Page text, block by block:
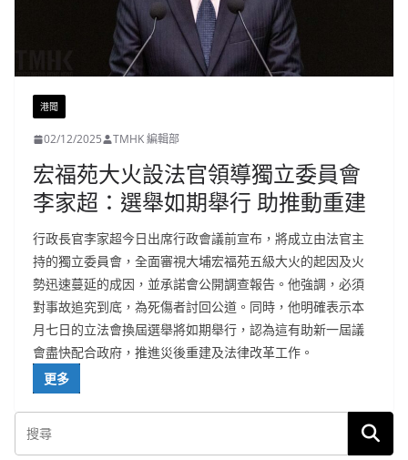
港聞
02/12/2025 TMHK 編輯部
宏福苑大火設法官領導獨立委員會
李家超：選舉如期舉行 助推動重建
行政長官李家超今日出席行政會議前宣布，將成立由法官主
持的獨立委員會，全面審視大埔宏福苑五級大火的起因及火
勢迅速蔓延的成因，並承諾會公開調查報告。他強調，必須
對事故追究到底，為死傷者討回公道。同時，他明確表示本
月七日的立法會換屆選舉將如期舉行，認為這有助新一屆議
會盡快配合政府，推進災後重建及法律改革工作。
更多